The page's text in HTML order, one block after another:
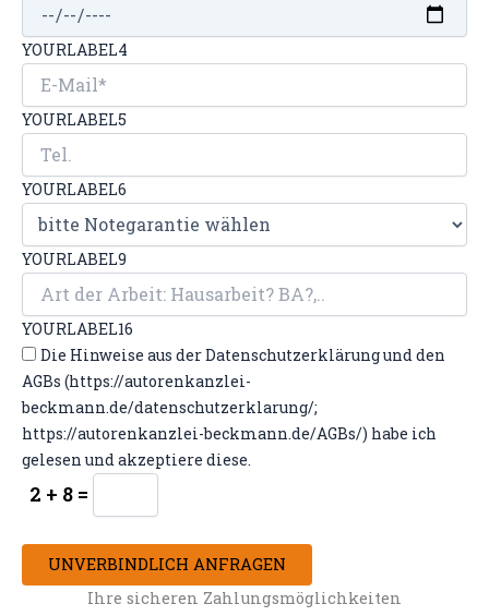
YOURLABEL4
YOURLABEL5
YOURLABEL6
YOURLABEL9
YOURLABEL16
Die Hinweise aus der Datenschutzerklärung und den
AGBs (https://autorenkanzlei-
beckmann.de/datenschutzerklarung/;
https://autorenkanzlei-beckmann.de/AGBs/) habe ich
gelesen und akzeptiere diese.
2 + 8 =
UNVERBINDLICH ANFRAGEN
Ihre sicheren Zahlungsmöglichkeiten